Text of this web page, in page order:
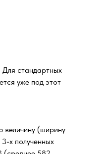
Для стандартных
уже под этот
величину (ширину
х полученных